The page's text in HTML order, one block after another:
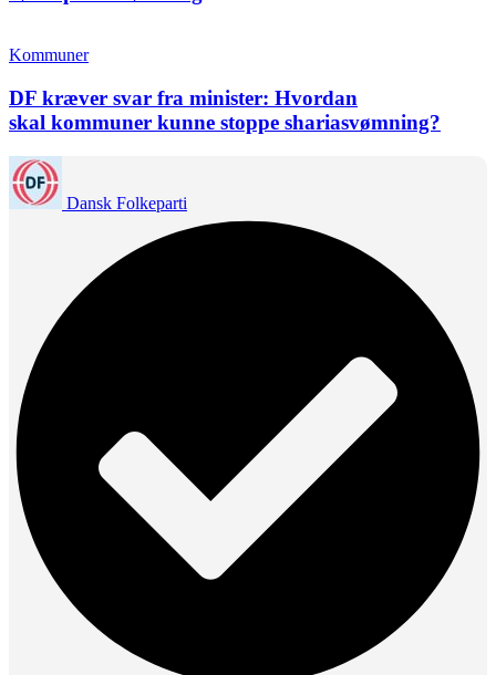
Kommuner
DF kræver svar fra minister: Hvordan
skal kommuner kunne stoppe shariasvømning?
Dansk Folkeparti